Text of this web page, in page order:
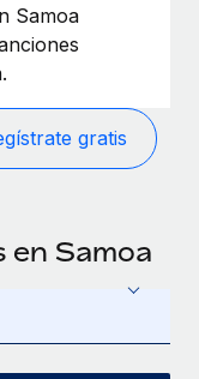
Samoa
gratis
Samoa